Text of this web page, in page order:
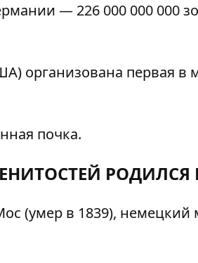
— 226 000 000 000
организована первая в
почка.
РОДИЛСЯ
(умер в 1839), немецкий